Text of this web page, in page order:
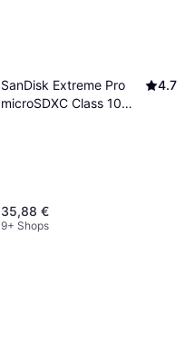
SanDisk Extreme Pro
microSDXC Class 10
4.7
35,88 €
9+ Shops